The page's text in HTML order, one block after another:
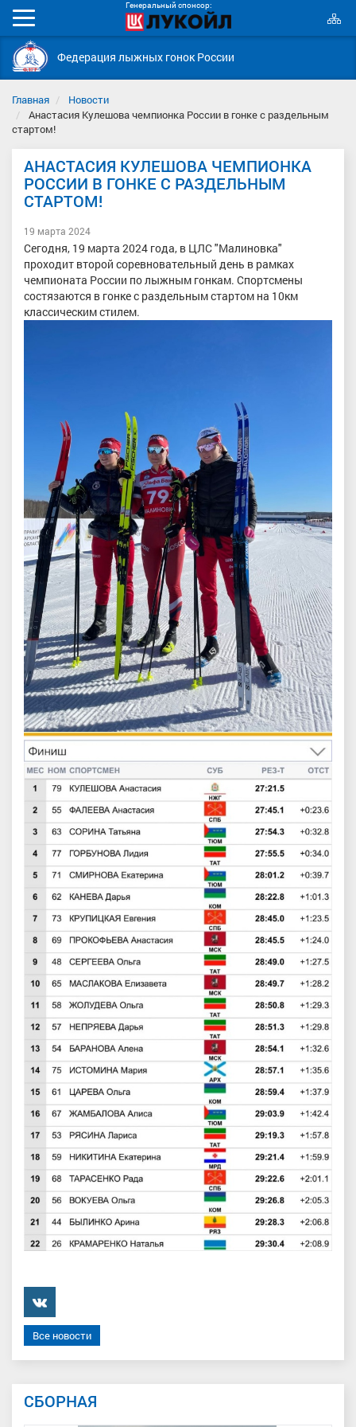
Генеральный спонсор:
Мобильное
меню
Федерация лыжных гонок России
Главная
Новости
Анастасия Кулешова чемпионка России в гонке с раздельным
стартом!
АНАСТАСИЯ КУЛЕШОВА ЧЕМПИОНКА
РОССИИ В ГОНКЕ С РАЗДЕЛЬНЫМ
СТАРТОМ!
19 марта 2024
Сегодня, 19 марта 2024 года, в ЦЛС "Малиновка"
проходит второй соревновательный день в рамках
чемпионата России по лыжным гонкам. Спортсмены
состязаются в гонке с раздельным стартом на 10км
классическим стилем.
���������
Все новости
СБОРНАЯ